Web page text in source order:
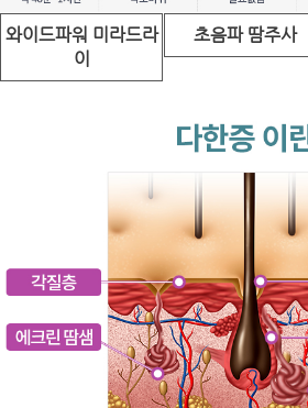
와이드파워 미라드라
이
초음파 땀주사